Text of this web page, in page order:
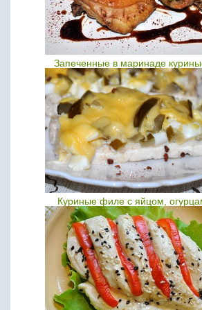
Запеченные в маринаде
Куриные филе с яйцом,